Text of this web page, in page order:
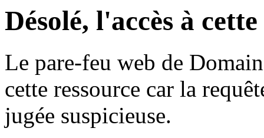
Désolé, l'accès à
Le pare-feu web de
cette ressource car la
jugée suspicieuse.